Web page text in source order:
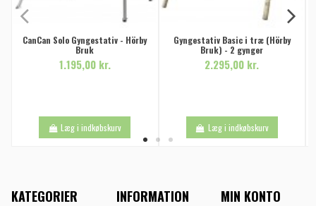
CanCan Solo Gyngestativ - Hörby
Bruk
1.195,00 kr.
Læg i indkøbskurv
Gyngestativ Basic i træ (Hörby
Bruk) - 2 gynger
2.295,00 kr.
Læg i indkøbskurv
KATEGORIER INFORMATION MIN KONTO